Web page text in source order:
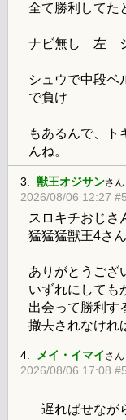
全て勝利してた
ナビ無し 左
シュウで中段ベ
で負け
もあるんで、ト
んね。
3. 獣王オジサンさん
2026/08/06 12:27
スロキチおじさ
猛猛猛獣王4さん
ありがとうござ
いずれにしても
出会って勝利す
撤去されなけれ
4. メイ・イマイ さん
2026/08/06 17:08
遅ればせなが